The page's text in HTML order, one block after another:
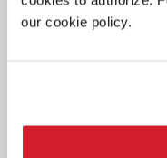
our cookie policy.